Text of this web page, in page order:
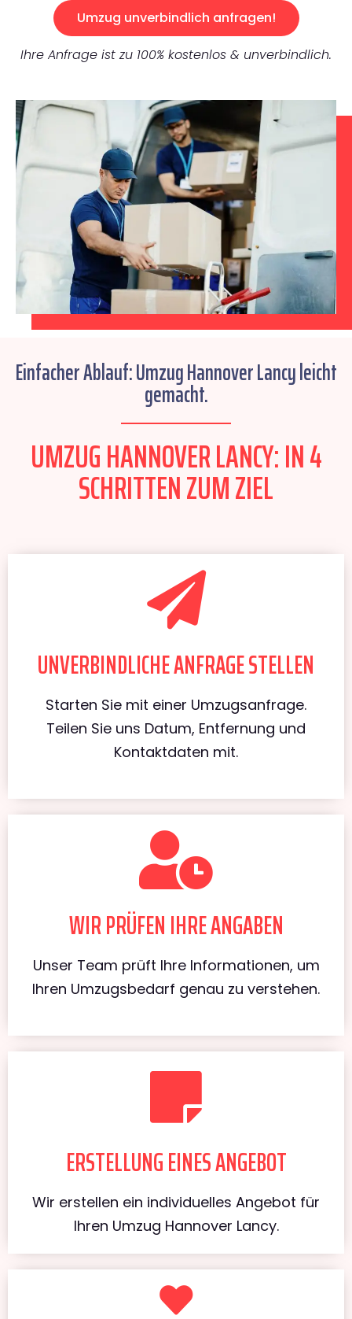
Umzug unverbindlich anfragen!
Ihre Anfrage ist zu 100% kostenlos & unverbindlich.
Einfacher Ablauf: Umzug Hannover Lancy leicht
gemacht.
UMZUG HANNOVER LANCY: IN 4
SCHRITTEN ZUM ZIEL
UNVERBINDLICHE ANFRAGE STELLEN
Starten Sie mit einer Umzugsanfrage.
Teilen Sie uns Datum, Entfernung und
Kontaktdaten mit.
WIR PRÜFEN IHRE ANGABEN
Unser Team prüft Ihre Informationen, um
Ihren Umzugsbedarf genau zu verstehen.
ERSTELLUNG EINES ANGEBOT
Wir erstellen ein individuelles Angebot für
Ihren Umzug Hannover Lancy.